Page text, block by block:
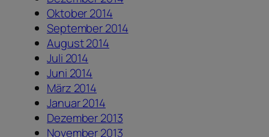
Oktober 2014
September 2014
August 2014
Juli 2014
Juni 2014
März 2014
Januar 2014
Dezember 2013
November 2013